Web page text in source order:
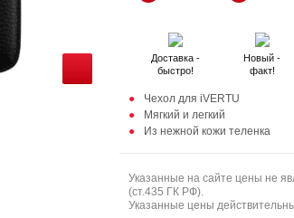
Доставка -
быстро!
Новый -
факт!
Чехол для iVERTU
Мягкий и легкий
Из нежной кожи теленка
Указанные на сайте цены не
(ст.435 ГК РФ).
Указанные цены